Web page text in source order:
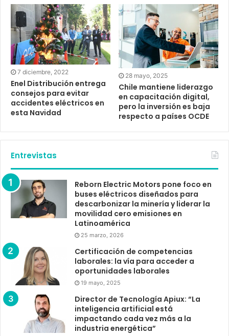
7 diciembre, 2022
Enel Distribución entrega
consejos para evitar
accidentes eléctricos en
esta Navidad
28 mayo, 2025
Chile mantiene liderazgo
en capacitación digital,
pero la inversión es baja
respecto a países OCDE
Entrevistas
Reborn Electric Motors pone foco en
buses eléctricos diseñados para
descarbonizar la minería y liderar la
movilidad cero emisiones en
Latinoamérica
25 marzo, 2026
Certificación de competencias
laborales: la vía para acceder a
oportunidades laborales
19 mayo, 2025
Director de Tecnología Apiux: “La
inteligencia artificial está
impactando cada vez más a la
industria energética”